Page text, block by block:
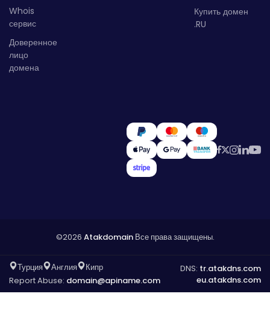
Whois
сервис
Доверенное
лицо
домена
Купить домен
.RU
©2026 AtakdomainВсе права защищены.
Турция Англия
Кипр
Report Abuse: domain@apiname.com
DNS: tr.atakdns.com
eu.atakdns.com